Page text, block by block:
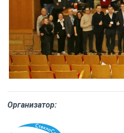
Организатор: